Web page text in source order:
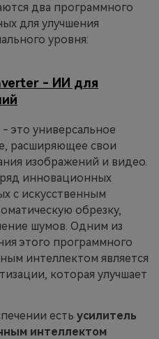
два программного
для улучшения
уровня:
- ИИ для
это универсальное
расширяющее свои
изображений и видео.
инновационных
с искусственным
обрезку,
шумов. Одним из
этого программного
интеллектом является
которая улучшает
есть усилитель
интеллектом